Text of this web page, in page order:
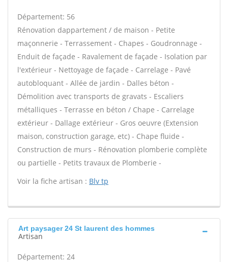
Département: 56
Rénovation dappartement / de maison - Petite
maçonnerie - Terrassement - Chapes - Goudronnage -
Enduit de façade - Ravalement de façade - Isolation par
l'extérieur - Nettoyage de façade - Carrelage - Pavé
autobloquant - Allée de jardin - Dalles béton -
Démolition avec transports de gravats - Escaliers
métalliques - Terrasse en béton / Chape - Carrelage
extérieur - Dallage extérieur - Gros oeuvre (Extension
maison, construction garage, etc) - Chape fluide -
Construction de murs - Rénovation plomberie complète
ou partielle - Petits travaux de Plomberie -
Voir la fiche artisan : Blv tp
Art paysager 24 St laurent des hommes
Artisan
Département: 24